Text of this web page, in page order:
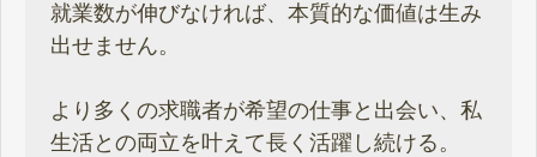
就業数が伸びなければ、本質的な価値は生み
出せません。
より多くの求職者が希望の仕事と出会い、私
生活との両立を叶えて長く活躍し続ける。